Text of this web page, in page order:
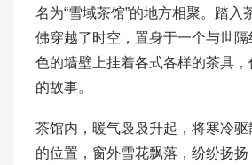
名为“雪域茶馆”的地方相聚。踏入
佛穿越了时空，置身于一个与世
色的墙壁上挂着各式各样的茶具
的故事。
茶馆内，暖气袅袅升起，将寒冷
的位置，窗外雪花飘落，纷纷扬